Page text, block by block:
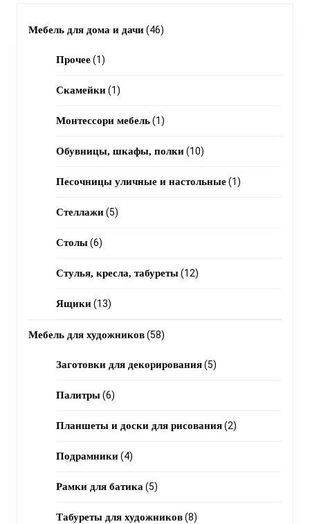
Мебель для дома и дачи 4646
Прочее 11
product
Скамейки 11
product
Монтессори мебель 11
product
Обувницы, шкафы, полки 1010
products
Песочницы уличные и настольные 11
Стеллажи 55
Столы 66
products
Стулья, кресла, табуреты 1212
Ящики 1313
products
Мебель для художников 5858
products
Заготовки для декорирования 55
Палитры 66
products
Планшеты и доски для рисования 22
Подрамники 44
products
Рамки для батика 55
products
Табуреты для художников 88